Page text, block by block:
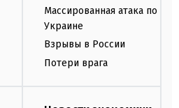
Массированная атака по
Украине
Взрывы в России
Потери врага